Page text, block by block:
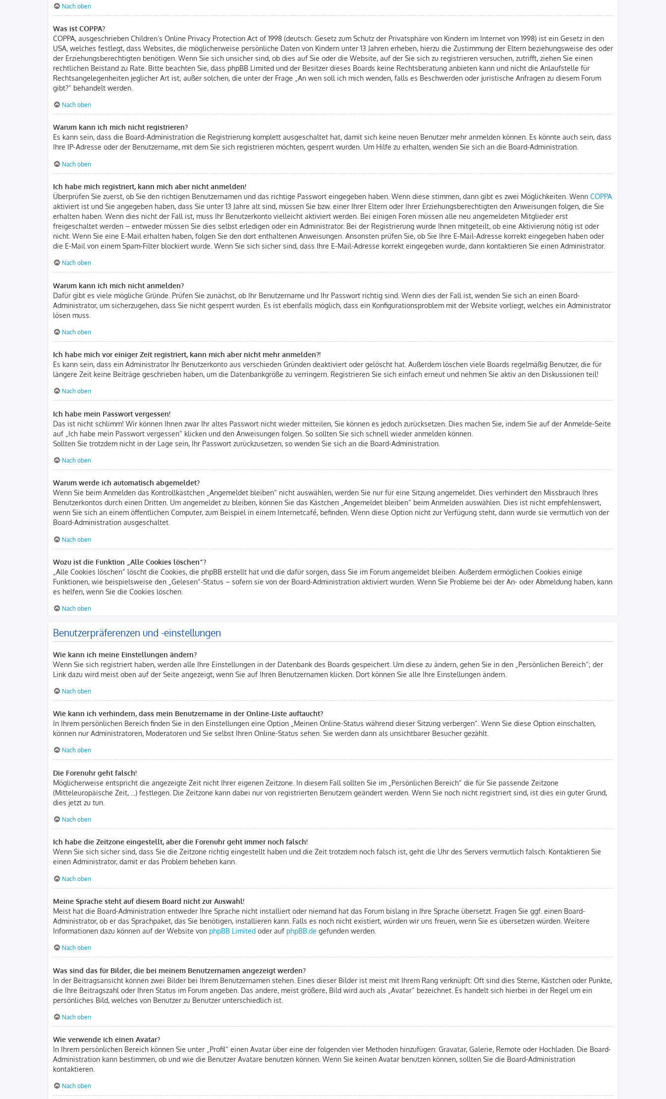
Nach oben
Was ist COPPA?
COPPA, ausgeschrieben Children’s Online Privacy Protection Act of 1998 (deutsch: Gesetz zum Schutz der Privatsphäre von Kindern im Internet von 1998) ist ein Gesetz in den
USA, welches festlegt, dass Websites, die möglicherweise persönliche Daten von Kindern unter 13 Jahren erheben, hierzu die Zustimmung der Eltern beziehungsweise des oder
der Erziehungsberechtigten benötigen. Wenn Sie sich unsicher sind, ob dies auf Sie oder die Website, auf der Sie sich zu registrieren versuchen, zutrifft, ziehen Sie einen
rechtlichen Beistand zu Rate. Bitte beachten Sie, dass phpBB Limited und der Besitzer dieses Boards keine Rechtsberatung anbieten kann und nicht die Anlaufstelle für
Rechtsangelegenheiten jeglicher Art ist; außer solchen, die unter der Frage „An wen soll ich mich wenden, falls es Beschwerden oder juristische Anfragen zu diesem Forum
gibt?“ behandelt werden.
Nach oben
Warum kann ich mich nicht registrieren?
Es kann sein, dass die Board-Administration die Registrierung komplett ausgeschaltet hat, damit sich keine neuen Benutzer mehr anmelden können. Es könnte auch sein, dass
Ihre IP-Adresse oder der Benutzername, mit dem Sie sich registrieren möchten, gesperrt wurden. Um Hilfe zu erhalten, wenden Sie sich an die Board-Administration.
Nach oben
Ich habe mich registriert, kann mich aber nicht anmelden!
Überprüfen Sie zuerst, ob Sie den richtigen Benutzernamen und das richtige Passwort eingegeben haben. Wenn diese stimmen, dann gibt es zwei Möglichkeiten. Wenn COPPA
aktiviert ist und Sie angegeben haben, dass Sie unter 13 Jahre alt sind, müssen Sie bzw. einer Ihrer Eltern oder Ihrer Erziehungsberechtigten den Anweisungen folgen, die Sie
erhalten haben. Wenn dies nicht der Fall ist, muss Ihr Benutzerkonto vielleicht aktiviert werden. Bei einigen Foren müssen alle neu angemeldeten Mitglieder erst
freigeschaltet werden – entweder müssen Sie dies selbst erledigen oder ein Administrator. Bei der Registrierung wurde Ihnen mitgeteilt, ob eine Aktivierung nötig ist oder
nicht. Wenn Sie eine E-Mail erhalten haben, folgen Sie den dort enthaltenen Anweisungen. Ansonsten prüfen Sie, ob Sie Ihre E-Mail-Adresse korrekt eingegeben haben oder
die E-Mail von einem Spam-Filter blockiert wurde. Wenn Sie sich sicher sind, dass Ihre E-Mail-Adresse korrekt eingegeben wurde, dann kontaktieren Sie einen Administrator.
Nach oben
Warum kann ich mich nicht anmelden?
Dafür gibt es viele mögliche Gründe. Prüfen Sie zunächst, ob Ihr Benutzername und Ihr Passwort richtig sind. Wenn dies der Fall ist, wenden Sie sich an einen Board-
Administrator, um sicherzugehen, dass Sie nicht gesperrt wurden. Es ist ebenfalls möglich, dass ein Konfigurationsproblem mit der Website vorliegt, welches ein Administrator
lösen muss.
Nach oben
Ich habe mich vor einiger Zeit registriert, kann mich aber nicht mehr anmelden?!
Es kann sein, dass ein Administrator Ihr Benutzerkonto aus verschieden Gründen deaktiviert oder gelöscht hat. Außerdem löschen viele Boards regelmäßig Benutzer, die für
längere Zeit keine Beiträge geschrieben haben, um die Datenbankgröße zu verringern. Registrieren Sie sich einfach erneut und nehmen Sie aktiv an den Diskussionen teil!
Nach oben
Ich habe mein Passwort vergessen!
Das ist nicht schlimm! Wir können Ihnen zwar Ihr altes Passwort nicht wieder mitteilen, Sie können es jedoch zurücksetzen. Dies machen Sie, indem Sie auf der Anmelde-Seite
auf „Ich habe mein Passwort vergessen“ klicken und den Anweisungen folgen. So sollten Sie sich schnell wieder anmelden können.
Sollten Sie trotzdem nicht in der Lage sein, Ihr Passwort zurückzusetzen, so wenden Sie sich an die Board-Administration.
Nach oben
Warum werde ich automatisch abgemeldet?
Wenn Sie beim Anmelden das Kontrollkästchen „Angemeldet bleiben“ nicht auswählen, werden Sie nur für eine Sitzung angemeldet. Dies verhindert den Missbrauch Ihres
Benutzerkontos durch einen Dritten. Um angemeldet zu bleiben, können Sie das Kästchen „Angemeldet bleiben“ beim Anmelden auswählen. Dies ist nicht empfehlenswert,
wenn Sie sich an einem öffentlichen Computer, zum Beispiel in einem Internetcafé, befinden. Wenn diese Option nicht zur Verfügung steht, dann wurde sie vermutlich von der
Board-Administration ausgeschaltet.
Nach oben
Wozu ist die Funktion „Alle Cookies löschen“?
„Alle Cookies löschen“ löscht die Cookies, die phpBB erstellt hat und die dafür sorgen, dass Sie im Forum angemeldet bleiben. Außerdem ermöglichen Cookies einige
Funktionen, wie beispielsweise den „Gelesen“-Status – sofern sie von der Board-Administration aktiviert wurden. Wenn Sie Probleme bei der An- oder Abmeldung haben, kann
es helfen, wenn Sie die Cookies löschen.
Nach oben
Benutzerpräferenzen und -einstellungen
Wie kann ich meine Einstellungen ändern?
Wenn Sie sich registriert haben, werden alle Ihre Einstellungen in der Datenbank des Boards gespeichert. Um diese zu ändern, gehen Sie in den „Persönlichen Bereich“; der
Link dazu wird meist oben auf der Seite angezeigt, wenn Sie auf Ihren Benutzernamen klicken. Dort können Sie alle Ihre Einstellungen ändern.
Nach oben
Wie kann ich verhindern, dass mein Benutzername in der Online-Liste auftaucht?
In Ihrem persönlichen Bereich finden Sie in den Einstellungen eine Option „Meinen Online-Status während dieser Sitzung verbergen“. Wenn Sie diese Option einschalten,
können nur Administratoren, Moderatoren und Sie selbst Ihren Online-Status sehen. Sie werden dann als unsichtbarer Besucher gezählt.
Nach oben
Die Forenuhr geht falsch!
Möglicherweise entspricht die angezeigte Zeit nicht Ihrer eigenen Zeitzone. In diesem Fall sollten Sie im „Persönlichen Bereich“ die für Sie passende Zeitzone
(Mitteleuropäische Zeit, ...) festlegen. Die Zeitzone kann dabei nur von registrierten Benutzern geändert werden. Wenn Sie noch nicht registriert sind, ist dies ein guter Grund,
dies jetzt zu tun.
Nach oben
Ich habe die Zeitzone eingestellt, aber die Forenuhr geht immer noch falsch!
Wenn Sie sich sicher sind, dass Sie die Zeitzone richtig eingestellt haben und die Zeit trotzdem noch falsch ist, geht die Uhr des Servers vermutlich falsch. Kontaktieren Sie
einen Administrator, damit er das Problem beheben kann.
Nach oben
Meine Sprache steht auf diesem Board nicht zur Auswahl!
Meist hat die Board-Administration entweder Ihre Sprache nicht installiert oder niemand hat das Forum bislang in Ihre Sprache übersetzt. Fragen Sie ggf. einen Board-
Administrator, ob er das Sprachpaket, das Sie benötigen, installieren kann. Falls es noch nicht existiert, würden wir uns freuen, wenn Sie es übersetzen würden. Weitere
Informationen dazu können auf der Website von phpBB Limited oder auf phpBB.de gefunden werden.
Nach oben
Was sind das für Bilder, die bei meinem Benutzernamen angezeigt werden?
In der Beitragsansicht können zwei Bilder bei Ihrem Benutzernamen stehen. Eines dieser Bilder ist meist mit Ihrem Rang verknüpft: Oft sind dies Sterne, Kästchen oder Punkte,
die Ihre Beitragszahl oder Ihren Status im Forum angeben. Das andere, meist größere, Bild wird auch als „Avatar“ bezeichnet. Es handelt sich hierbei in der Regel um ein
persönliches Bild, welches von Benutzer zu Benutzer unterschiedlich ist.
Nach oben
Wie verwende ich einen Avatar?
In Ihrem persönlichen Bereich können Sie unter „Profil“ einen Avatar über eine der folgenden vier Methoden hinzufügen: Gravatar, Galerie, Remote oder Hochladen. Die Board-
Administration kann bestimmen, ob und wie die Benutzer Avatare benutzen können. Wenn Sie keinen Avatar benutzen können, sollten Sie die Board-Administration
kontaktieren.
Nach oben